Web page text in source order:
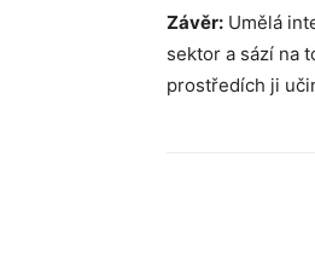
Závěr: Umělá
sektor a sází na
prostředích ji